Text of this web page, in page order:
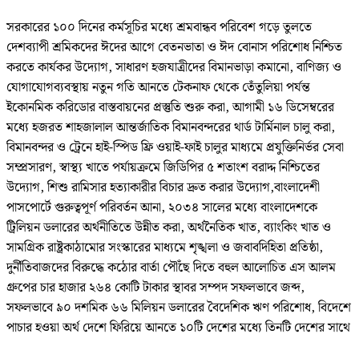
সরকারের ১০০ দিনের কর্মসূচির মধ্যে শ্রমবান্ধব পরিবেশ গড়ে তুলতে
দেশব্যাপী শ্রমিকদের ঈদের আগে বেতনভাতা ও ঈদ বোনাস পরিশোধ নিশ্চিত
করতে কার্যকর উদ্যোগ, সাধারণ হজযাত্রীদের বিমানভাড়া কমানো, বাণিজ্য ও
যোগাযোগব্যবস্থায় নতুন গতি আনতে টেকনাফ থেকে তেঁতুলিয়া পর্যন্ত
ইকোনমিক করিডোর বাস্তবায়নের প্রস্তুতি শুরু করা, আগামী ১৬ ডিসেম্বরের
মধ্যে হজরত শাহজালাল আন্তর্জাতিক বিমানবন্দরের থার্ড টার্মিনাল চালু করা,
বিমানবন্দর ও ট্রেনে হাই-স্পিড ফ্রি ওয়াই-ফাই চালুর মাধ্যমে প্রযুক্তিনির্ভর সেবা
সম্প্রসারণ, স্বাস্থ্য খাতে পর্যায়ক্রমে জিডিপির ৫ শতাংশ বরাদ্দ নিশ্চিতের
উদ্যোগ, শিশু রামিসার হত্যাকারীর বিচার দ্রুত করার উদ্যোগ,বাংলাদেশী
পাসপোর্টে গুরুত্বপূর্ণ পরিবর্তন আনা, ২০৩৪ সালের মধ্যে বাংলাদেশকে
ট্রিলিয়ন ডলারের অর্থনীতিতে উন্নীত করা, অর্থনৈতিক খাত, ব্যাংকিং খাত ও
সামগ্রিক রাষ্ট্রকাঠামোর সংস্কারের মাধ্যমে শৃঙ্খলা ও জবাবদিহিতা প্রতিষ্ঠা,
দুর্নীতিবাজদের বিরুদ্ধে কঠোর বার্তা পৌঁছে দিতে বহুল আলোচিত এস আলম
গ্রুপের চার হাজার ২৬৪ কোটি টাকার স্থাবর সম্পদ সফলভাবে জব্দ,
সফলভাবে ৯০ দশমিক ৬৬ মিলিয়ন ডলারের বৈদেশিক ঋণ পরিশোধ, বিদেশে
পাচার হওয়া অর্থ দেশে ফিরিয়ে আনতে ১০টি দেশের মধ্যে তিনটি দেশের সাথে